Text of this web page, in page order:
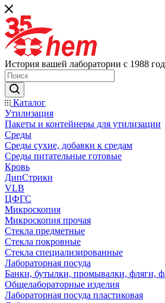
История вашей лаборатории с 1988
Каталог
Утилизация
Пакеты и контейнеры для утилизации
Среды
Среды сухие, добавки к средам
Среды питательные готовые
Кровь
ДипСтрики
VLB
ЦФГС
Микроскопия
Микроскопия прочая
Стекла предметные
Стекла покровные
Стекла специализированные
Лабораторная посуда
Банки, бутылки, промывалки, фляги,
Общелабораторные изделия
Лабораторная посуда пластиковая